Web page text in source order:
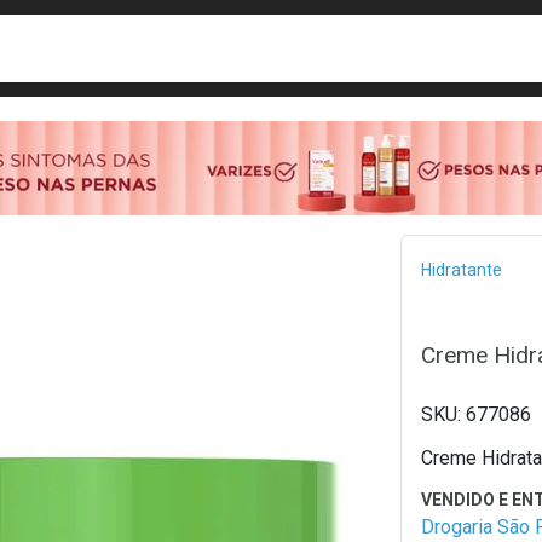
Hidratante
Creme
677086
Creme
Drogaria São